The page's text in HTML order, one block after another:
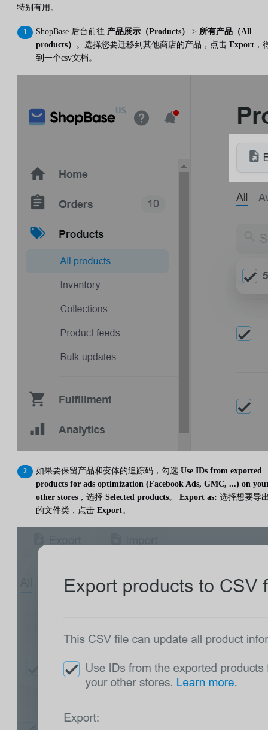
特别有用。
ShopBase 后台前往 产品展示（Products） > 所有产品（All
products）
。选择您要迁移到其他商店的产品，点击 Export ，
到一个csv文档。
如果要保留产品和变体的追踪码，勾选 Use IDs from exported
products for ads optimization (Facebook Ads, GMC, ...) on
other stores ，选择 Selected products。 Export as: 选择想要导
的文件类，点击 Export。